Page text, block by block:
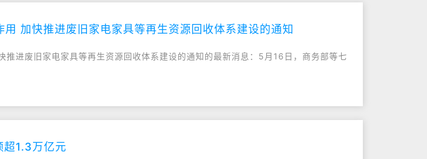
加快推进废旧家电家具等再生资源回收体系建设的通知
进废旧家电家具等再生资源回收体系建设的通知的最新消息：5月16日，商务部等七
超1.3万亿元